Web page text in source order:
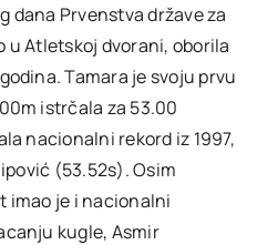
dana Prvenstva države za
u Atletskoj dvorani, oborila
Tamara je svoju prvu
istrčala za 53.00
nacionalni rekord iz 1997,
(53.52s). Osim
imao je i nacionalni
kugle, Asmir